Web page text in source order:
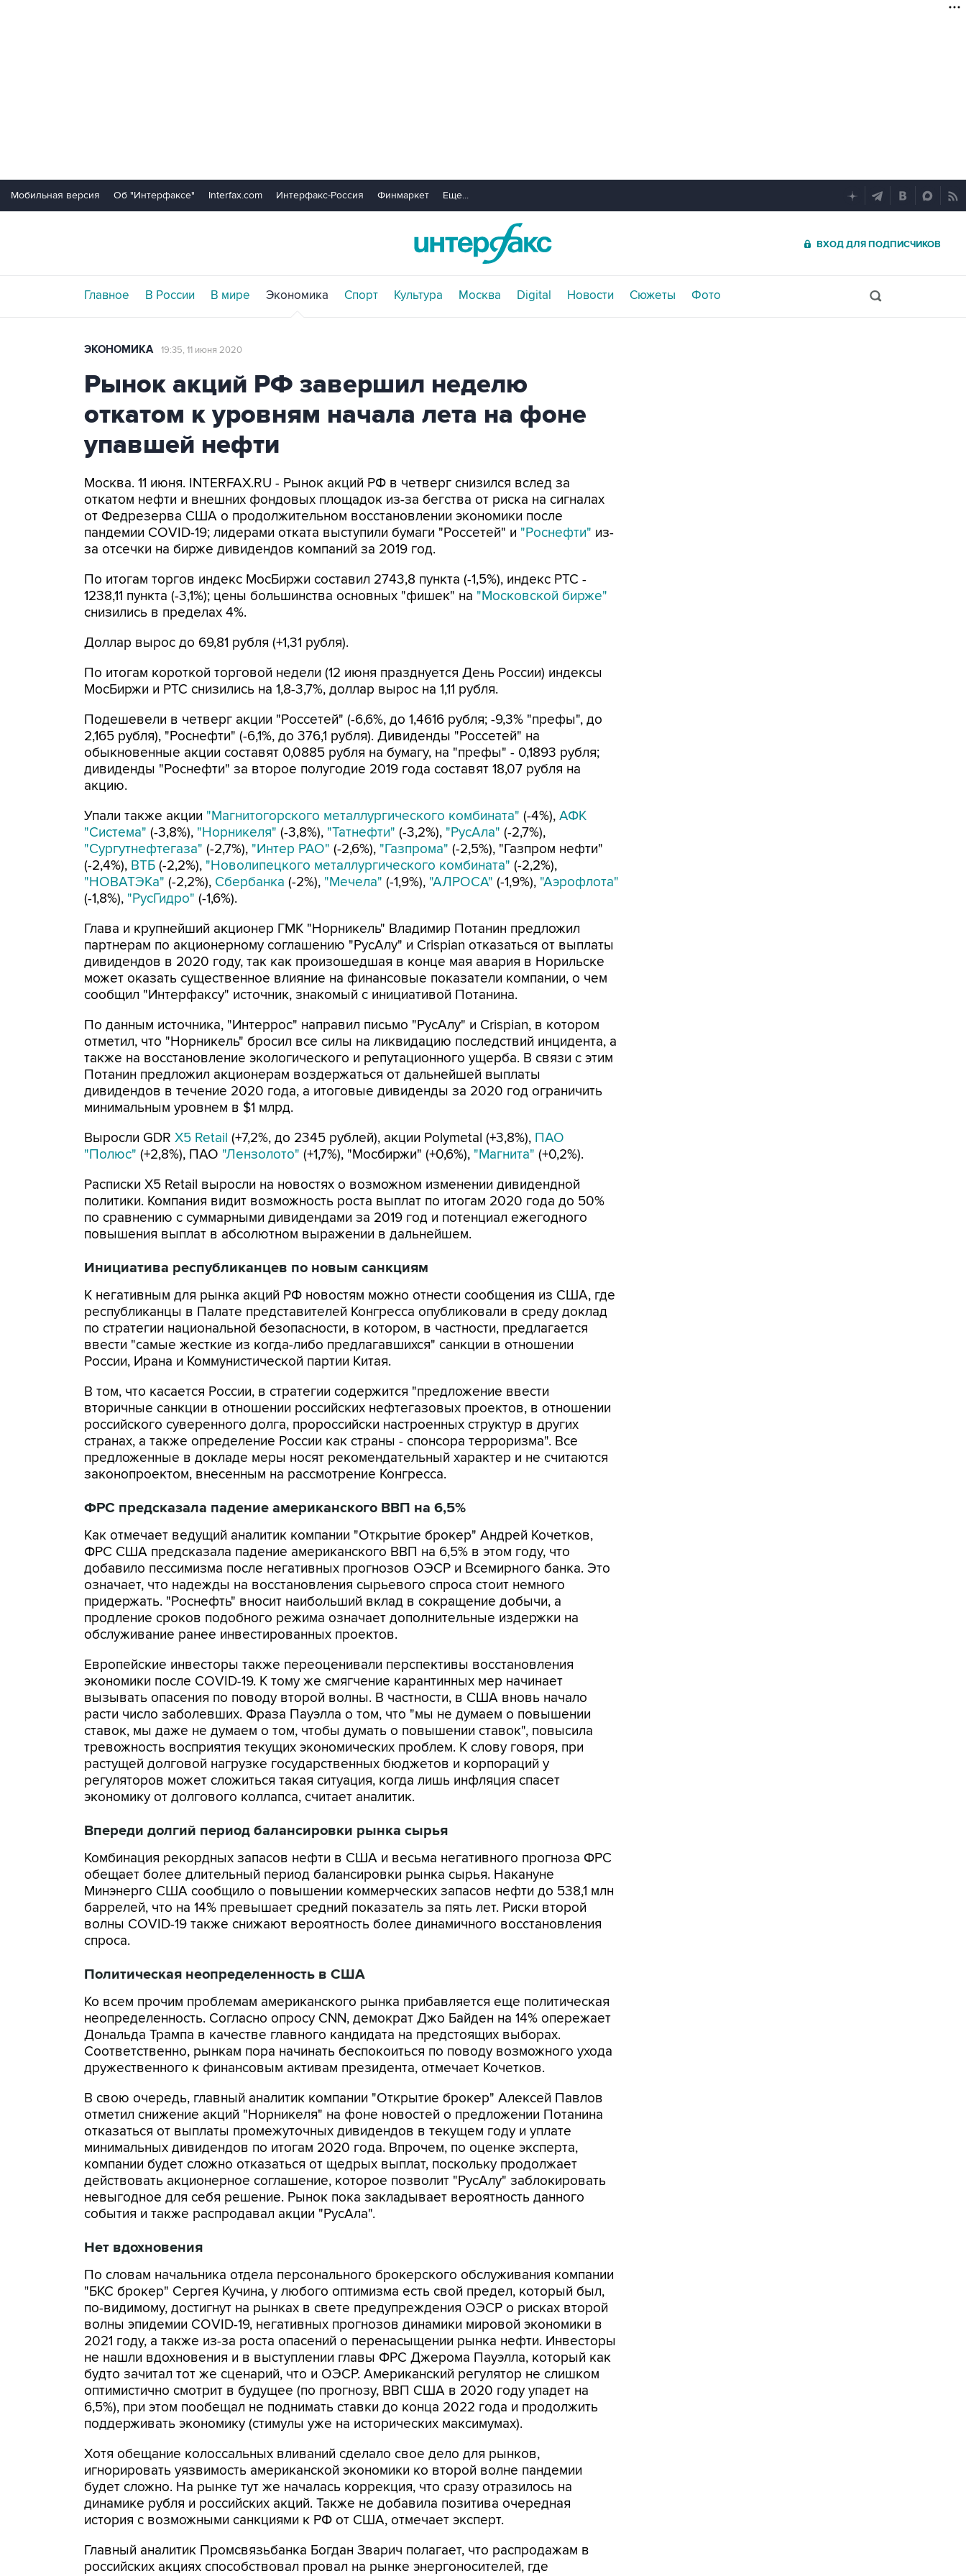
Мобильная версия Об "Интерфаксе" Interfax.com Интерфакс-Россия Финмаркет Еще...
ВХОД ДЛЯ ПОДПИСЧИКОВ
Главное В России В мире Экономика Спорт Культура Москва Digital Новости Сюжеты Фото
ЭКОНОМИКА 19:35, 11 июня 2020
Рынок акций РФ завершил неделю
откатом к уровням начала лета на фоне
упавшей нефти
Москва. 11 июня. INTERFAX.RU - Рынок акций РФ в четверг снизился вслед за
откатом нефти и внешних фондовых площадок из-за бегства от риска на сигналах
от Федрезерва США о продолжительном восстановлении экономики после
пандемии COVID-19; лидерами отката выступили бумаги "Россетей" и "Роснефти" из-
за отсечки на бирже дивидендов компаний за 2019 год.
По итогам торгов индекс МосБиржи составил 2743,8 пункта (-1,5%), индекс РТС -
1238,11 пункта (-3,1%); цены большинства основных "фишек" на "Московской бирже"
снизились в пределах 4%.
Доллар вырос до 69,81 рубля (+1,31 рубля).
По итогам короткой торговой недели (12 июня празднуется День России) индексы
МосБиржи и РТС снизились на 1,8-3,7%, доллар вырос на 1,11 рубля.
Подешевели в четверг акции "Россетей" (-6,6%, до 1,4616 рубля; -9,3% "префы", до
2,165 рубля), "Роснефти" (-6,1%, до 376,1 рубля). Дивиденды "Россетей" на
обыкновенные акции составят 0,0885 рубля на бумагу, на "префы" - 0,1893 рубля;
дивиденды "Роснефти" за второе полугодие 2019 года составят 18,07 рубля на
акцию.
Упали также акции "Магнитогорского металлургического комбината" (-4%), АФК
"Система" (-3,8%), "Норникеля" (-3,8%), "Татнефти" (-3,2%), "РусАла" (-2,7%),
"Сургутнефтегаза" (-2,7%), "Интер РАО" (-2,6%), "Газпрома" (-2,5%), "Газпром нефти"
(-2,4%), ВТБ (-2,2%), "Новолипецкого металлургического комбината" (-2,2%),
"НОВАТЭКа" (-2,2%), Сбербанка (-2%), "Мечела" (-1,9%), "АЛРОСА" (-1,9%), "Аэрофлота"
(-1,8%), "РусГидро" (-1,6%).
Глава и крупнейший акционер ГМК "Норникель" Владимир Потанин предложил
партнерам по акционерному соглашению "РусАлу" и Crispian отказаться от выплаты
дивидендов в 2020 году, так как произошедшая в конце мая авария в Норильске
может оказать существенное влияние на финансовые показатели компании, о чем
сообщил "Интерфаксу" источник, знакомый с инициативой Потанина.
По данным источника, "Интеррос" направил письмо "РусАлу" и Crispian, в котором
отметил, что "Норникель" бросил все силы на ликвидацию последствий инцидента, а
также на восстановление экологического и репутационного ущерба. В связи с этим
Потанин предложил акционерам воздержаться от дальнейшей выплаты
дивидендов в течение 2020 года, а итоговые дивиденды за 2020 год ограничить
минимальным уровнем в $1 млрд.
Выросли GDR X5 Retail (+7,2%, до 2345 рублей), акции Polymetal (+3,8%), ПАО
"Полюс" (+2,8%), ПАО "Лензолото" (+1,7%), "Мосбиржи" (+0,6%), "Магнита" (+0,2%).
Расписки X5 Retail выросли на новостях о возможном изменении дивидендной
политики. Компания видит возможность роста выплат по итогам 2020 года до 50%
по сравнению с суммарными дивидендами за 2019 год и потенциал ежегодного
повышения выплат в абсолютном выражении в дальнейшем.
Инициатива республиканцев по новым санкциям
К негативным для рынка акций РФ новостям можно отнести сообщения из США, где
республиканцы в Палате представителей Конгресса опубликовали в среду доклад
по стратегии национальной безопасности, в котором, в частности, предлагается
ввести "самые жесткие из когда-либо предлагавшихся" санкции в отношении
России, Ирана и Коммунистической партии Китая.
В том, что касается России, в стратегии содержится "предложение ввести
вторичные санкции в отношении российских нефтегазовых проектов, в отношении
российского суверенного долга, пророссийски настроенных структур в других
странах, а также определение России как страны - спонсора терроризма". Все
предложенные в докладе меры носят рекомендательный характер и не считаются
законопроектом, внесенным на рассмотрение Конгресса.
ФРС предсказала падение американского ВВП на 6,5%
Как отмечает ведущий аналитик компании "Открытие брокер" Андрей Кочетков,
ФРС США предсказала падение американского ВВП на 6,5% в этом году, что
добавило пессимизма после негативных прогнозов ОЭСР и Всемирного банка. Это
означает, что надежды на восстановления сырьевого спроса стоит немного
придержать. "Роснефть" вносит наибольший вклад в сокращение добычи, а
продление сроков подобного режима означает дополнительные издержки на
обслуживание ранее инвестированных проектов.
Европейские инвесторы также переоценивали перспективы восстановления
экономики после COVID-19. К тому же смягчение карантинных мер начинает
вызывать опасения по поводу второй волны. В частности, в США вновь начало
расти число заболевших. Фраза Пауэлла о том, что "мы не думаем о повышении
ставок, мы даже не думаем о том, чтобы думать о повышении ставок", повысила
тревожность восприятия текущих экономических проблем. К слову говоря, при
растущей долговой нагрузке государственных бюджетов и корпораций у
регуляторов может сложиться такая ситуация, когда лишь инфляция спасет
экономику от долгового коллапса, считает аналитик.
Впереди долгий период балансировки рынка сырья
Комбинация рекордных запасов нефти в США и весьма негативного прогноза ФРС
обещает более длительный период балансировки рынка сырья. Накануне
Минэнерго США сообщило о повышении коммерческих запасов нефти до 538,1 млн
баррелей, что на 14% превышает средний показатель за пять лет. Риски второй
волны COVID-19 также снижают вероятность более динамичного восстановления
спроса.
Политическая неопределенность в США
Ко всем прочим проблемам американского рынка прибавляется еще политическая
неопределенность. Согласно опросу CNN, демократ Джо Байден на 14% опережает
Дональда Трампа в качестве главного кандидата на предстоящих выборах.
Соответственно, рынкам пора начинать беспокоиться по поводу возможного ухода
дружественного к финансовым активам президента, отмечает Кочетков.
В свою очередь, главный аналитик компании "Открытие брокер" Алексей Павлов
отметил снижение акций "Норникеля" на фоне новостей о предложении Потанина
отказаться от выплаты промежуточных дивидендов в текущем году и уплате
минимальных дивидендов по итогам 2020 года. Впрочем, по оценке эксперта,
компании будет сложно отказаться от щедрых выплат, поскольку продолжает
действовать акционерное соглашение, которое позволит "РусАлу" заблокировать
невыгодное для себя решение. Рынок пока закладывает вероятность данного
события и также распродавал акции "РусАла".
Нет вдохновения
По словам начальника отдела персонального брокерского обслуживания компании
"БКС брокер" Сергея Кучина, у любого оптимизма есть свой предел, который был,
по-видимому, достигнут на рынках в свете предупреждения ОЭСР о рисках второй
волны эпидемии COVID-19, негативных прогнозов динамики мировой экономики в
2021 году, а также из-за роста опасений о перенасыщении рынка нефти. Инвесторы
не нашли вдохновения и в выступлении главы ФРС Джерома Пауэлла, который как
будто зачитал тот же сценарий, что и ОЭСР. Американский регулятор не слишком
оптимистично смотрит в будущее (по прогнозу, ВВП США в 2020 году упадет на
6,5%), при этом пообещал не поднимать ставки до конца 2022 года и продолжить
поддерживать экономику (стимулы уже на исторических максимумах).
Хотя обещание колоссальных вливаний сделало свое дело для рынков,
игнорировать уязвимость американской экономики ко второй волне пандемии
будет сложно. На рынке тут же началась коррекция, что сразу отразилось на
динамике рубля и российских акций. Также не добавила позитива очередная
история с возможными санкциями к РФ от США, отмечает эксперт.
Главный аналитик Промсвязьбанка Богдан Зварич полагает, что распродажам в
российских акциях способствовал провал на рынке энергоносителей, где